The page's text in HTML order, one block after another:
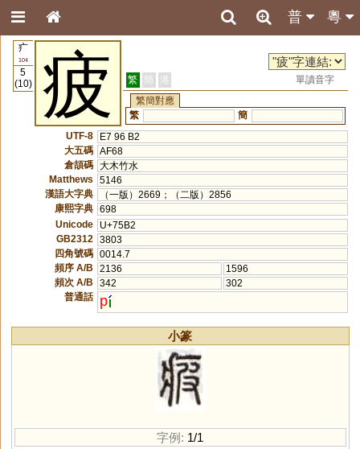
粵
普
疒
104
5
(10)
疲 繁 簡 港
單讀音字
繁簡對應
繁
簡
UTF-8
E7 96 B2
大五碼 AF68
倉頡碼 大木竹水
Matthews
5146
漢語大字典
（一版）2669；（二版）2856
康熙字典 698
Unicode
U+75B2
GB2312
3803
四角號碼 0014.7
頻序 A/B
2136
1596
頻次 A/B
342
302
普通話
p
小篆
字例: 1/1